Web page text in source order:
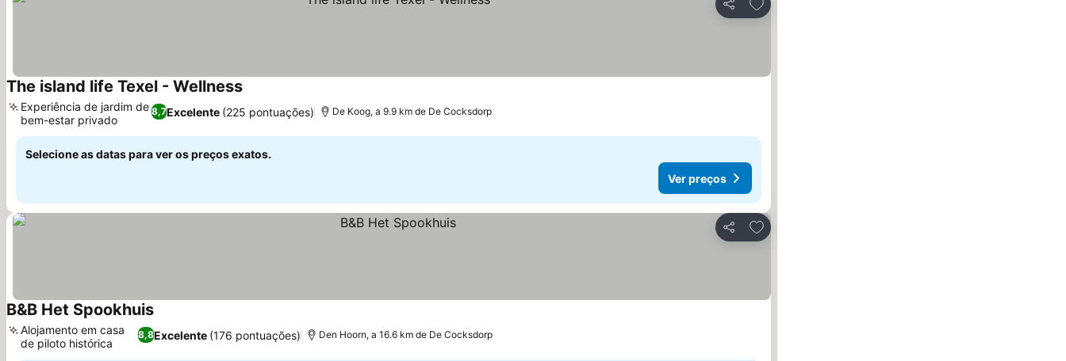
Partilhar
The island life Texel - WellnessVer preços
8,7Excelente (225 pontuações)
Experiência de jardim de
bem-estar privado
De Koog, a 9.9 km de De Cocksdorp
Selecione as datas para ver os preços exatos.
Ver preços
Partilhar
Adicionar aos favoritos
B&B Het SpookhuisVer preços
8,8Excelente (176 pontuações)
Alojamento em casa
de piloto histórica
Den Hoorn, a 16.6 km de De Cocksdorp